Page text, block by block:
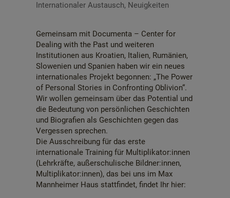
Internationaler Austausch, Neuigkeiten
Gemeinsam mit Documenta – Center for
Dealing with the Past und weiteren
Institutionen aus Kroatien, Italien, Rumänien,
Slowenien und Spanien haben wir ein neues
internationales Projekt begonnen: „The Power
of Personal Stories in Confronting Oblivion“.
Wir wollen gemeinsam über das Potential und
die Bedeutung von persönlichen Geschichten
und Biografien als Geschichten gegen das
Vergessen sprechen.
Die Ausschreibung für das erste
internationale Training für Multiplikator:innen
(Lehrkräfte, außerschulische Bildner:innen,
Multiplikator:innen), das bei uns im Max
Mannheimer Haus stattfindet, findet Ihr hier: